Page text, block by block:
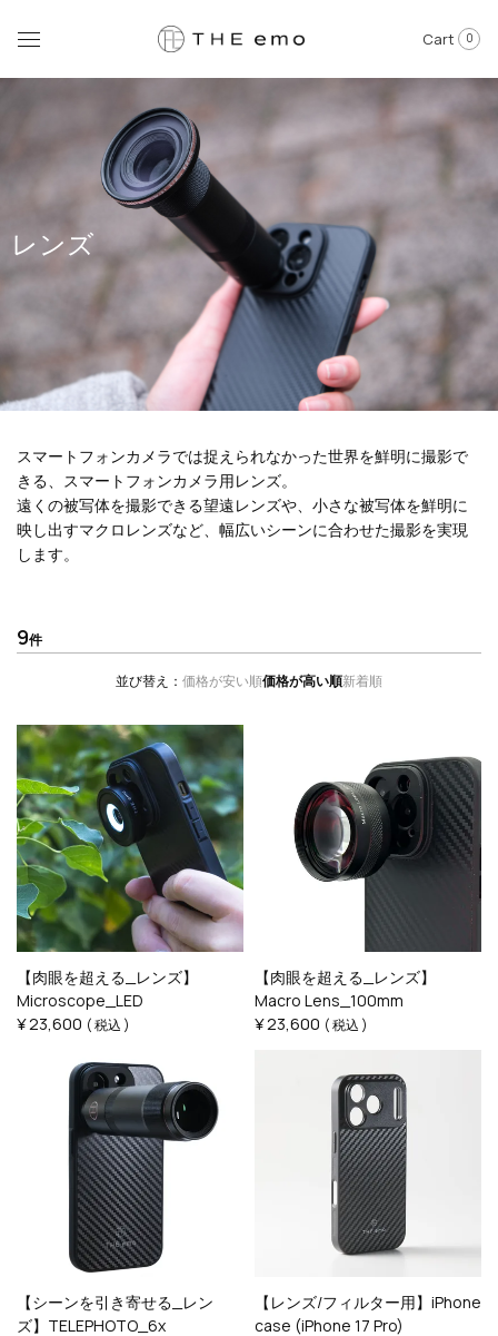
Cart 0
レンズ
スマートフォンカメラでは捉えられなかった世界を鮮明に撮影で
きる、スマートフォンカメラ用レンズ。
遠くの被写体を撮影できる望遠レンズや、小さな被写体を鮮明に
映し出すマクロレンズなど、幅広いシーンに合わせた撮影を実現
します。
並び替え 価格が安い順価格が高い順新着順
9
【肉眼を超える_レンズ】
Microscope_LED
¥23,600 税込
【肉眼を超える_レンズ】
Macro Lens_100mm
¥23,600 税込
【シーンを引き寄せる_レン
ズ】TELEPHOTO_6x
【レンズ/フィルター用】iPhone
case (iPhone 17 Pro)